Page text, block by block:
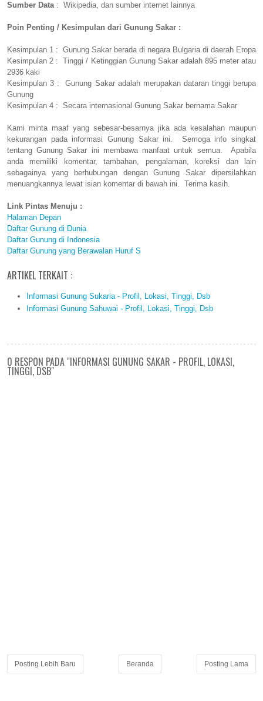
Sumber Data: Wikipedia, dan sumber internet lainnya
Poin Penting / Kesimpulan dari Gunung Sakar :
Kesimpulan 1 : Gunung Sakar berada di negara Bulgaria di daerah Eropa
Kesimpulan 2 : Tinggi / Ketinggian Gunung Sakar adalah 895 meter atau
2936 kaki
Kesimpulan 3 : Gunung Sakar adalah merupakan dataran tinggi berupa
Gunung
Kesimpulan 4 : Secara internasional Gunung Sakar bernama Sakar
Kami minta maaf yang sebesar-besarnya jika ada kesalahan maupun
kekurangan pada informasi Gunung Sakar ini. Semoga info singkat
tentang Gunung Sakar ini membawa manfaat untuk semua. Apabila
anda memiliki komentar, tambahan, pengalaman, koreksi dan lain
sebagainya yang berhubungan dengan Gunung Sakar dipersilahkan
menuangkannya lewat isian komentar di bawah ini. Terima kasih.
Link Pintas Menuju :
Halaman Depan
Daftar Gunung di Dunia
Daftar Gunung di Indonesia
Daftar Gunung yang Berawalan Huruf S
ARTIKEL TERKAIT :
Informasi Gunung Sukaria - Profil, Lokasi, Tinggi, Dsb
Informasi Gunung Sahuwai - Profil, Lokasi, Tinggi, Dsb
0 RESPON PADA "INFORMASI GUNUNG SAKAR - PROFIL, LOKASI,
TINGGI, DSB"
Posting Lebih Baru Posting Lama
Beranda